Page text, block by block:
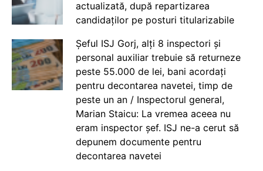
actualizată, după repartizarea
candidaților pe posturi titularizabile
Șeful ISJ Gorj, alți 8 inspectori și
personal auxiliar trebuie să returneze
peste 55.000 de lei, bani acordați
pentru decontarea navetei, timp de
peste un an / Inspectorul general,
Marian Staicu: La vremea aceea nu
eram inspector șef. ISJ ne-a cerut să
depunem documente pentru
decontarea navetei